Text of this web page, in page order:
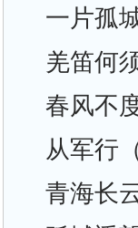
一片孤
羌笛何
春风不
从军行
青海长